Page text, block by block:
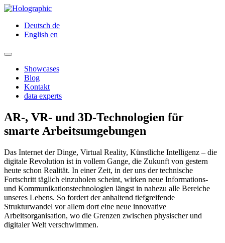
Deutsch de
English en
Showcases
Blog
Kontakt
data experts
AR-, VR- und 3D-Technologien für
smarte Arbeitsumgebungen
Das Internet der Dinge, Virtual Reality, Künstliche Intelligenz – die
digitale Revolution ist in vollem Gange, die Zukunft von gestern
heute schon Realität. In einer Zeit, in der uns der technische
Fortschritt täglich einzuholen scheint, wirken neue Informations-
und Kommunikationstechnologien längst in nahezu alle Bereiche
unseres Lebens. So fordert der anhaltend tiefgreifende
Strukturwandel vor allem dort eine neue innovative
Arbeitsorganisation, wo die Grenzen zwischen physischer und
digitaler Welt verschwimmen.